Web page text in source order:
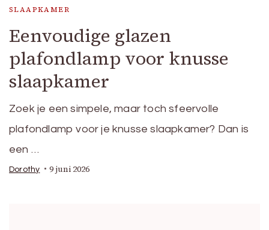
SLAAPKAMER
Eenvoudige glazen
plafondlamp voor knusse
slaapkamer
Zoek je een simpele, maar toch sfeervolle
plafondlamp voor je knusse slaapkamer? Dan is
een …
Dorothy 9 juni 2026